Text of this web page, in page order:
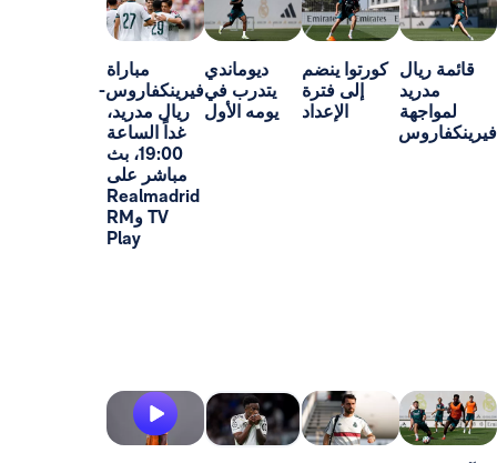
كورتوا ينضم
إلى فترة
الإعداد
ديوماندي
يتدرب في
يومه الأول
مباراة
فيرينكفاروس-
ريال مدريد،
Realmadrid